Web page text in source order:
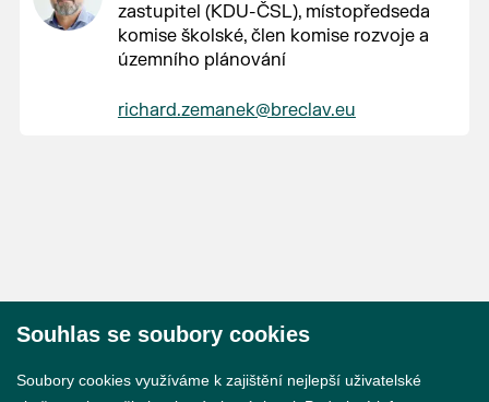
zastupitel (KDU-ČSL), místopředseda
komise školské, člen komise rozvoje a
územního plánování
richard.zemanek@breclav.eu
Souhlas se soubory cookies
Soubory cookies využíváme k zajištění nejlepší uživatelské